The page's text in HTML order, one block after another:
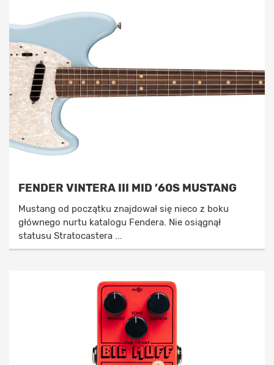
FENDER VINTERA III MID ’60S MUSTANG
Mustang od początku znajdował się nieco z boku
głównego nurtu katalogu Fendera. Nie osiągnął
statusu Stratocastera ...